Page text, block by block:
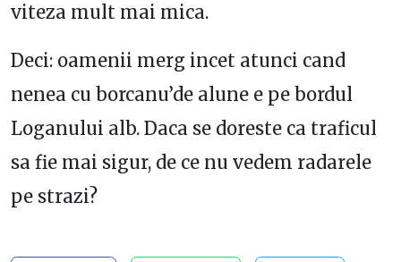
viteza mult mai mica.
Deci: oamenii merg incet atunci cand
nenea cu borcanu’de alune e pe bordul
Loganului alb. Daca se doreste ca traficul
sa fie mai sigur, de ce nu vedem radarele
pe strazi?